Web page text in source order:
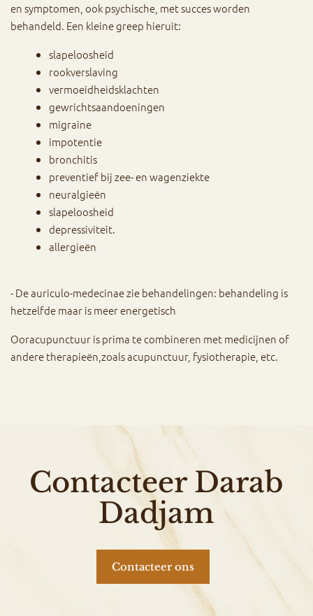
en symptomen, ook psychische, met succes worden
behandeld. Een kleine greep hieruit:
slapeloosheid
rookverslaving
vermoeidheidsklachten
gewrichtsaandoeningen
migraine
impotentie
bronchitis
preventief bij zee- en wagenziekte
neuralgieën
slapeloosheid
depressiviteit.
allergieën
- De auriculo-medecinae zie behandelingen: behandeling is
hetzelfde maar is meer energetisch
Ooracupunctuur is prima te combineren met medicijnen of
andere therapieën,zoals acupunctuur, fysiotherapie, etc.
Contacteer Darab
Dadjam
Contacteer ons